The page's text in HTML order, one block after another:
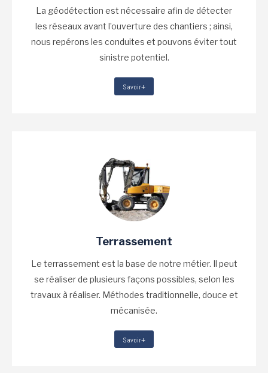
La géodétection est nécessaire afin de détecter
les réseaux avant l’ouverture des chantiers ; ainsi,
nous repérons les conduites et pouvons éviter tout
sinistre potentiel.
Savoir+
Terrassement
Le terrassement est la base de notre métier. Il peut
se réaliser de plusieurs façons possibles, selon les
travaux à réaliser. Méthodes traditionnelle, douce et
mécanisée.
Savoir+